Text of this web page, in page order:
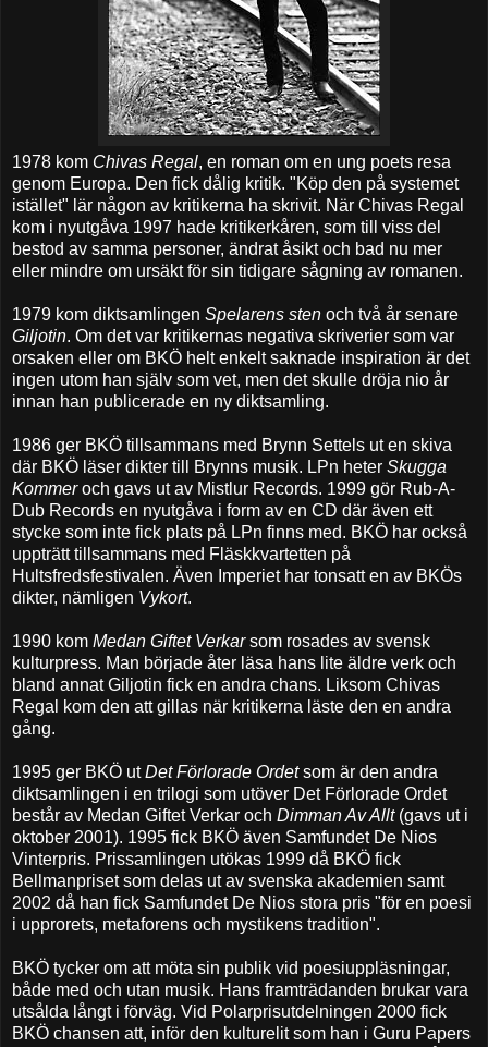
1978 kom Chivas Regal, en roman om en ung poets resa
genom Europa. Den fick dålig kritik. "Köp den på systemet
istället" lär någon av kritikerna ha skrivit. När Chivas Regal
kom i nyutgåva 1997 hade kritikerkåren, som till viss del
bestod av samma personer, ändrat åsikt och bad nu mer
eller mindre om ursäkt för sin tidigare sågning av romanen.
1979 kom diktsamlingen Spelarens sten och två år senare
Giljotin. Om det var kritikernas negativa skriverier som var
orsaken eller om BKÖ helt enkelt saknade inspiration är det
ingen utom han själv som vet, men det skulle dröja nio år
innan han publicerade en ny diktsamling.
1986 ger BKÖ tillsammans med Brynn Settels ut en skiva
där BKÖ läser dikter till Brynns musik. LPn heter Skugga
Kommeroch gavs ut av Mistlur Records. 1999 gör Rub-A-
Dub Records en nyutgåva i form av en CD där även ett
stycke som inte fick plats på LPn finns med. BKÖ har också
uppträtt tillsammans med Fläskkvartetten på
Hultsfredsfestivalen. Även Imperiet har tonsatt en av BKÖs
dikter, nämligen Vykort.
1990 kom Medan Giftet Verkarsom rosades av svensk
kulturpress. Man började åter läsa hans lite äldre verk och
bland annat Giljotin fick en andra chans. Liksom Chivas
Regal kom den att gillas när kritikerna läste den en andra
gång.
1995 ger BKÖ utDet Förlorade Ordetsom är den andra
diktsamlingen i en trilogi som utöver Det Förlorade Ordet
består av Medan Giftet Verkar och Dimman Av Allt(gavs ut i
oktober 2001). 1995 fick BKÖ även Samfundet De Nios
Vinterpris. Prissamlingen utökas 1999 då BKÖ fick
Bellmanpriset som delas ut av svenska akademien samt
2002 då han fick Samfundet De Nios stora pris "för en poesi
i upprorets, metaforens och mystikens tradition".
BKÖ tycker om att möta sin publik vid poesiuppläsningar,
både med och utan musik. Hans framträdanden brukar vara
utsålda långt i förväg. Vid Polarprisutdelningen 2000 fick
BKÖ chansen att, inför den kulturelit som han i Guru Papers